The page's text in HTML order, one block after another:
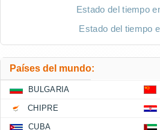
Estado del tiempo
Estado del tiempo
Países del mundo:
BULGARIA
CHIPRE
CUBA